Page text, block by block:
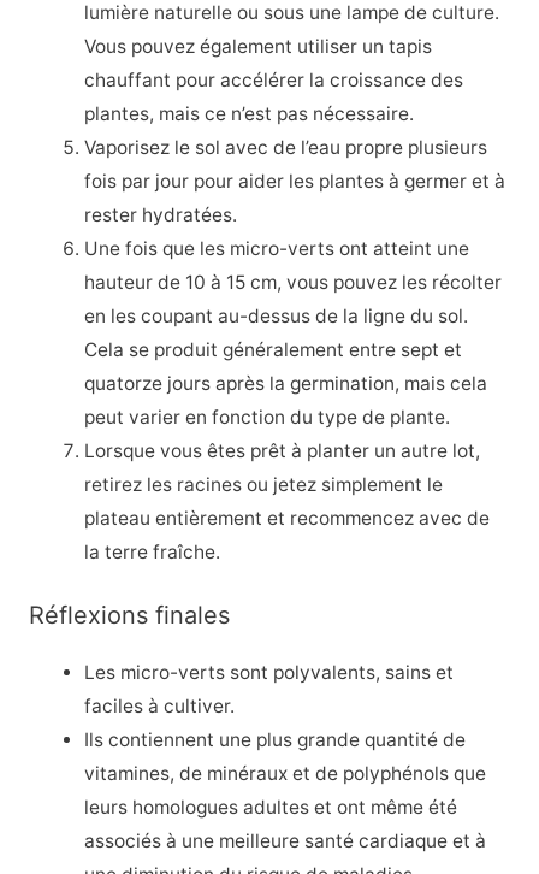
lumière naturelle ou sous une lampe de culture.
Vous pouvez également utiliser un tapis
chauffant pour accélérer la croissance des
plantes, mais ce n’est pas nécessaire.
Vaporisez le sol avec de l’eau propre plusieurs
fois par jour pour aider les plantes à germer et à
rester hydratées.
Une fois que les micro-verts ont atteint une
hauteur de 10 à 15 cm, vous pouvez les récolter
en les coupant au-dessus de la ligne du sol.
Cela se produit généralement entre sept et
quatorze jours après la germination, mais cela
peut varier en fonction du type de plante.
Lorsque vous êtes prêt à planter un autre lot,
retirez les racines ou jetez simplement le
plateau entièrement et recommencez avec de
la terre fraîche.
Réflexions finales
Les micro-verts sont polyvalents, sains et
faciles à cultiver.
Ils contiennent une plus grande quantité de
vitamines, de minéraux et de polyphénols que
leurs homologues adultes et ont même été
associés à une meilleure santé cardiaque et à